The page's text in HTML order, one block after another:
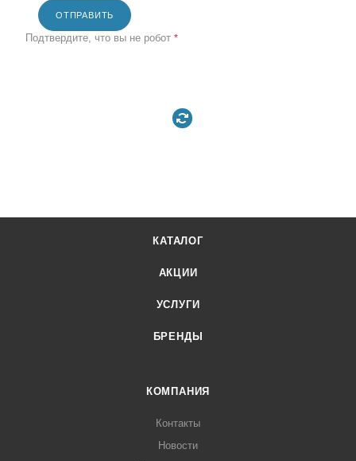
ОТПРАВИТЬ
Подтвердите, что вы не робот *
КАТАЛОГ
АКЦИИ
УСЛУГИ
БРЕНДЫ
КОМПАНИЯ
Контакты
Новости